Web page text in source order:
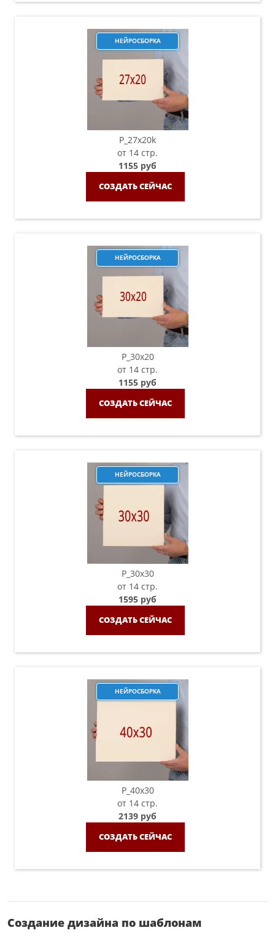
НЕЙРОСБОРКА
P_27х20k
от 14 стр.
1155 руб
СОЗДАТЬ СЕЙЧАС
НЕЙРОСБОРКА
P_30х20
от 14 стр.
1155 руб
СОЗДАТЬ СЕЙЧАС
НЕЙРОСБОРКА
P_30х30
от 14 стр.
1595 руб
СОЗДАТЬ СЕЙЧАС
НЕЙРОСБОРКА
P_40х30
от 14 стр.
2139 руб
СОЗДАТЬ СЕЙЧАС
Создание дизайна по шаблонам